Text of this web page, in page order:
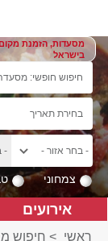
מסעדות, הזמנת
בישראל
צמחוני
אירועים
ראשי > חיפוש